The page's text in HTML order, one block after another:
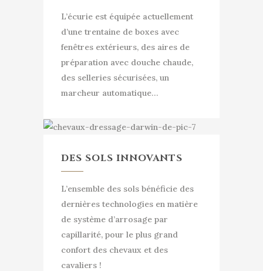
L’écurie est équipée actuellement
d’une trentaine de boxes avec
fenêtres extérieurs, des aires de
préparation avec douche chaude,
des selleries sécurisées, un
marcheur automatique…
DES SOLS INNOVANTS
L’ensemble des sols bénéficie des
dernières technologies en matière
de système d’arrosage par
capillarité, pour le plus grand
confort des chevaux et des
cavaliers !